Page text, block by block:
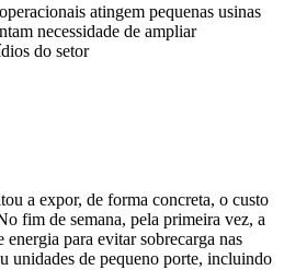
atingem pequenas usinas
necessidade de ampliar
do setor
a expor, de forma concreta, o custo
fim de semana, pela primeira vez, a
energia para evitar sobrecarga nas
unidades de pequeno porte, incluindo